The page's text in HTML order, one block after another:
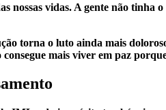
nossas vidas. A gente não
torna o luto ainda mais
mais viver em paz